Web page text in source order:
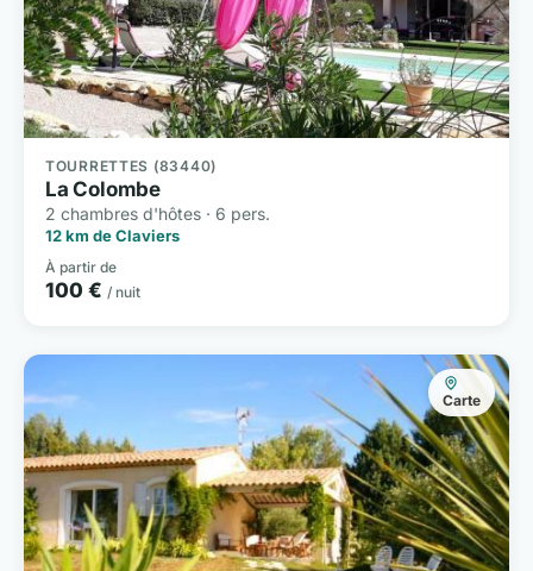
TOURRETTES (83440)
La Colombe
2 chambres d'hôtes · 6 pers.
12 km de Claviers
À partir de
100 € / nuit
Carte